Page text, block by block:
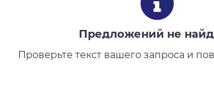
Предложений не
Проверьте текст вашего запроса и